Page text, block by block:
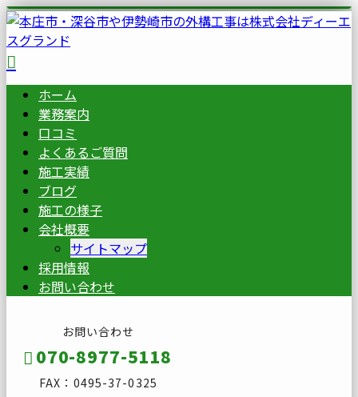
ホーム
業務案内
口コミ
よくあるご質問
施工実績
ブログ
施工の様子
会社概要
サイトマップ
採用情報
お問い合わせ
お問い合わせ
070-8977-5118
FAX：0495-37-0325